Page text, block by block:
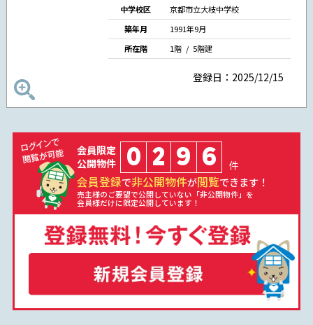
中学校区
京都市立大枝中学校
築年月
1991年9月
所在階
1階 / 5階建
登録日：2025/12/15
会員限定
公開物件
0 2 9 6 件
会員登録で非公開物件が閲覧できます！
売主様のご要望で公開していない「非公開物件」を
会員様だけに限定公開しています！